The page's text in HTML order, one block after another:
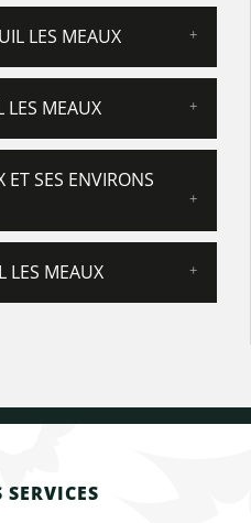
LES MEAUX
LES MEAUX
SES ENVIRONS
LES MEAUX
SERVICES